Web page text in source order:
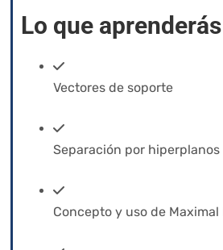
Lo que aprenderás
Vectores de soporte
Separación por hiperplanos
Concepto y uso de